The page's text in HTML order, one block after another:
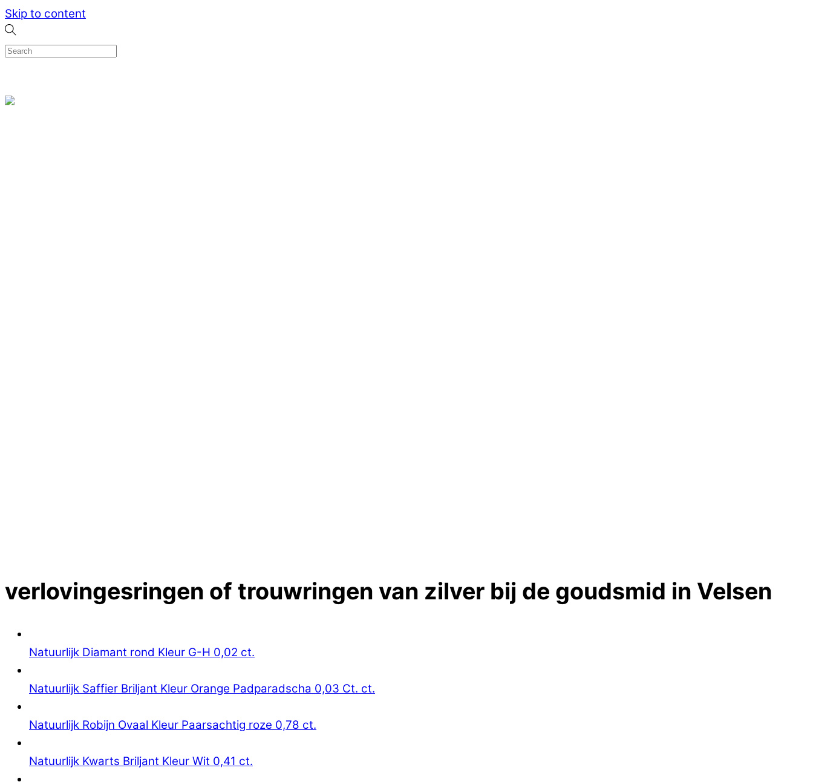
Skip to content
verlovingesringen of trouwringen van zilver bij de goudsmid in Velsen
Natuurlijk Diamant rond Kleur G-H 0,02 ct.
Natuurlijk Saffier Briljant Kleur Orange Padparadscha 0,03 Ct. ct.
Natuurlijk Robijn Ovaal Kleur Paarsachtig roze 0,78 ct.
Natuurlijk Kwarts Briljant Kleur Wit 0,41 ct.